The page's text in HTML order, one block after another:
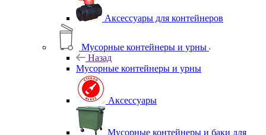
Аксессуары для контейнеров
Мусорные контейнеры и урны
Назад
Мусорные контейнеры и урны
Аксессуары
Мусорные контейнеры и баки для